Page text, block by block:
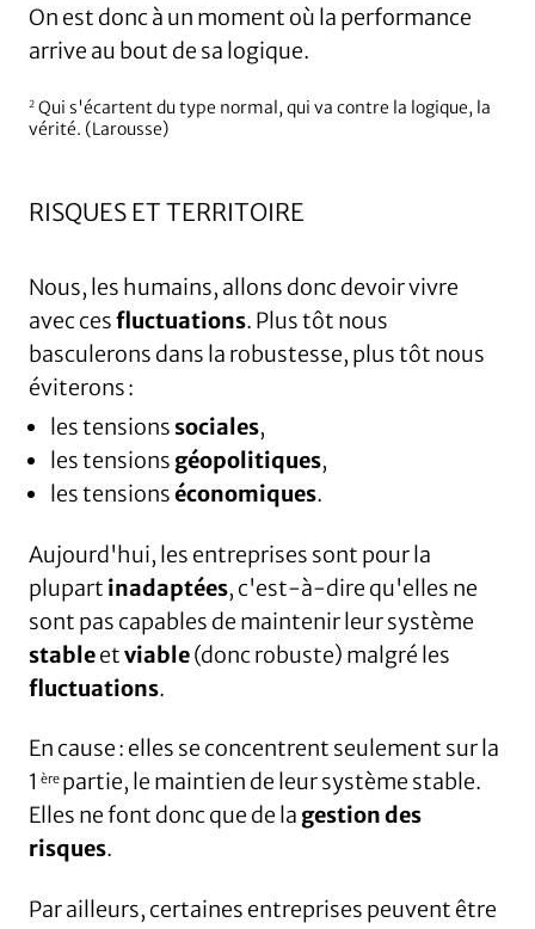
On est donc à un moment où la performance
arrive au bout de sa logique.
2 Qui s'écartent du type normal, qui va contre la logique, la
vérité. (Larousse)
RISQUES ET TERRITOIRE
Nous, les humains, allons donc devoir vivre
avec cesfluctuations. Plus tôt nous
basculerons dans la robustesse, plus tôt nous
éviterons :
les tensionssociales,
les tensions géopolitiques,
les tensionséconomiques.
Aujourd'hui, les entreprises sont pour la
plupart inadaptées, c'est-à-dire qu'elles ne
sont pas capables de maintenir leur système
stableetviable(donc robuste) malgré les
fluctuations.
En cause : elles se concentrent seulement sur la
1 ère partie, le maintien de leur système stable.
Elles ne font donc que de la gestion des
risques.
Par ailleurs, certaines entreprises peuvent être